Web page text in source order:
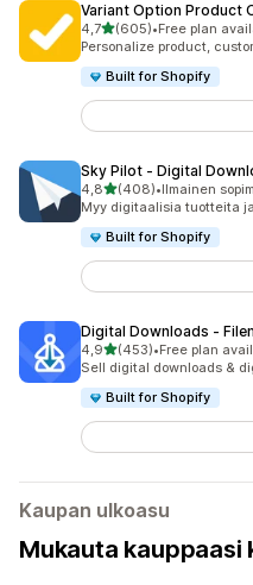
Variant Option Product
4,7/ 5 tähteä
(605)
605 arvostelua yhteensä
•Free plan
Personalize product,
Built for Shopify
Sky Pilot ‑ Digital
4,8/ 5 tähteä
(408)
408 arvostelua yhteensä
•Ilmainen
Myy digitaalisia tuotteita
Built for Shopify
Digital Downloads ‑
4,9/ 5 tähteä
(453)
453 arvostelua yhteensä
•Free plan
Sell digital downloads &
Built for Shopify
Kaupan ulkoasu
Mukauta